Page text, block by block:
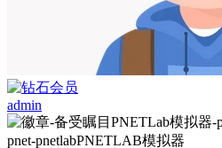
admin